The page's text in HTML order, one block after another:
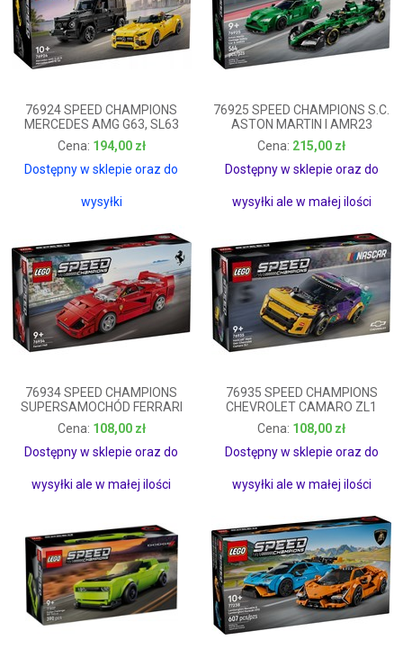
76924 SPEED CHAMPIONS
MERCEDES AMG G63, SL63
194,00 zł
Dostępny w sklepie oraz do
wysyłki
194,00 zł
76925 SPEED CHAMPIONS S.C.
ASTON MARTIN I AMR23
215,00 zł
Dostępny w sklepie oraz do
wysyłki ale w małej ilości
215,00 zł
76934 SPEED CHAMPIONS
SUPERSAMOCHÓD FERRARI
F40
108,00 zł
Dostępny w sklepie oraz do
wysyłki ale w małej ilości
108,00 zł
76935 SPEED CHAMPIONS
CHEVROLET CAMARO ZL1
108,00 zł
Dostępny w sklepie oraz do
wysyłki ale w małej ilości
108,00 zł